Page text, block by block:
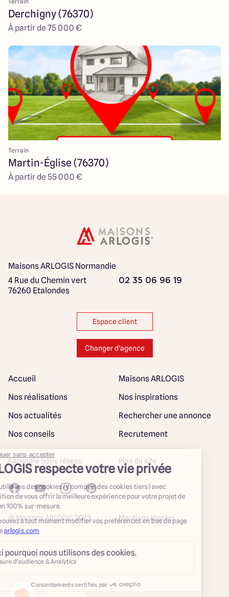
Derchigny (76370)
À partir de 75 000 €
Terrain
Martin-Église (76370)
À partir de 55 000 €
Maisons ARLOGIS Normandie
4 Rue du Chemin vert
76260 Etalondes
02 35 06 96 19
Espace client
Changer d'agence
Accueil
Maisons ARLOGIS
Nos réalisations
Nos inspirations
Nos actualités
Rechercher une annonce
Nos conseils
Recrutement
Mentions légales
Rejoindre notre réseau Plan du site
@ Maisons ARLOGIS 2023